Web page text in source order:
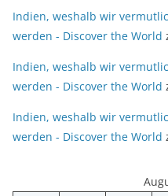
Indien, weshalb wir
werden - Discover the World
Indien, weshalb wir
werden - Discover the World
Indien, weshalb wir
werden - Discover the World